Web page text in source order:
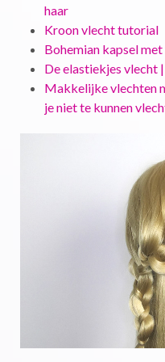
haar
Kroon vlecht tutorial
Bohemian kapsel
De elastiekjes vlecht
Makkelijke vlechten
je niet te kunnen